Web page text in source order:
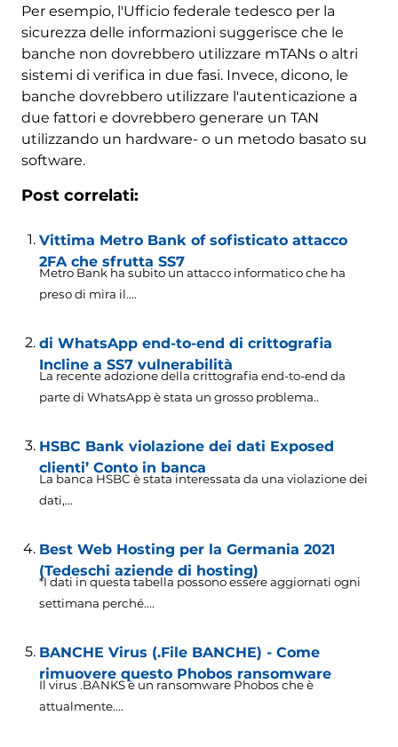
Per esempio, l'Ufficio federale tedesco per la
sicurezza delle informazioni suggerisce che le
banche non dovrebbero utilizzare mTANs o altri
sistemi di verifica in due fasi. Invece, dicono, le
banche dovrebbero utilizzare l'autenticazione a
due fattori e dovrebbero generare un TAN
utilizzando un hardware- o un metodo basato su
software.
Post correlati:
Vittima Metro Bank of sofisticato attacco
2FA che sfrutta SS7
Metro Bank ha subito un attacco informatico che ha
preso di mira il....
di WhatsApp end-to-end di crittografia
Incline a SS7 vulnerabilità
La recente adozione della crittografia end-to-end da
parte di WhatsApp è stata un grosso problema..
HSBC Bank violazione dei dati Exposed
clienti’ Conto in banca
La banca HSBC è stata interessata da una violazione dei
dati,...
Best Web Hosting per la Germania 2021
(Tedeschi aziende di hosting)
*I dati in questa tabella possono essere aggiornati ogni
settimana perché....
BANCHE Virus (.File BANCHE) - Come
rimuovere questo Phobos ransomware
Il virus .BANKS è un ransomware Phobos che è
attualmente....